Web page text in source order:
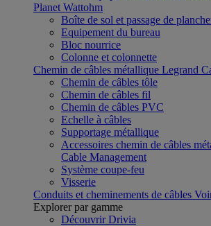
Planet Wattohm
Boîte de sol et passage de
Equipement du bureau
Bloc nourrice
Colonne et colonnette
Chemin de câbles métallique Legrand
Chemin de câbles tôle
Chemin de câbles fil
Chemin de câbles PVC
Echelle à câbles
Supportage métallique
Accessoires chemin de câbles
Cable Management
Système coupe-feu
Visserie
Conduits et cheminements de câbles
Explorer par gamme
Découvrir Drivia